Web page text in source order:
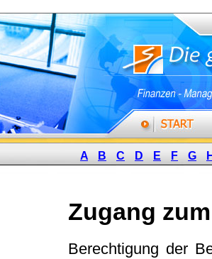
A B C D E F G
Zugang
Berechtigung der